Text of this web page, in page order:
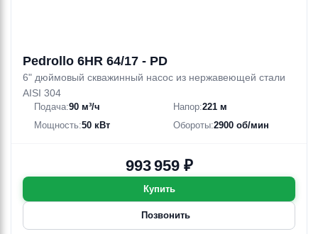
Pedrollo 6HR 64/17 - PD
6" дюймовый скважинный насос из нержавеющей стали
AISI 304
Подача:90 м³/ч Напор:221 м
Мощность:50 кВт Обороты:2900 об/мин
993 959 ₽
Купить
Позвонить